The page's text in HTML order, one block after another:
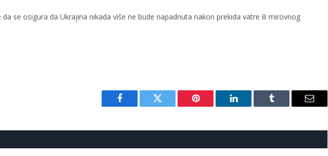
se osigura da Ukrajina nikada više ne bude napadnuta nakon prekida vatre ili mirovnog
Facebook Twitter Pinterest LinkedIn Tumblr Email